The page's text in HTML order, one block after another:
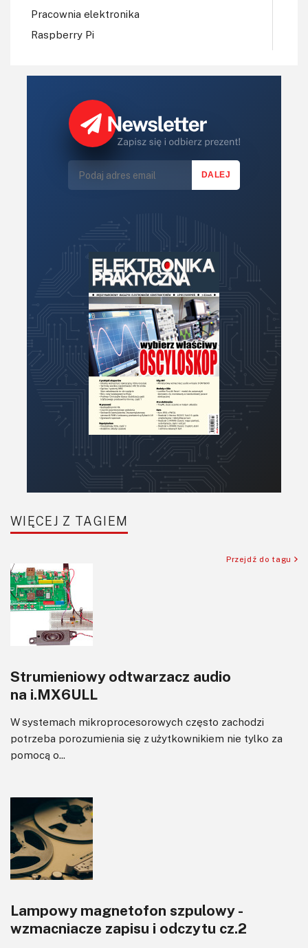
Pracownia elektronika
Raspberry Pi
Robotyka
Sterowniki silników
Technika μP, μC, PLD
Termometry i termostaty
WIĘCEJ Z TAGIEM
Przejdź do tagu
Strumieniowy odtwarzacz audio
na i.MX6ULL
W systemach mikroprocesorowych często zachodzi
potrzeba porozumienia się z użytkownikiem nie tylko za
pomocą o...
Lampowy magnetofon szpulowy -
wzmacniacze zapisu i odczytu cz.2